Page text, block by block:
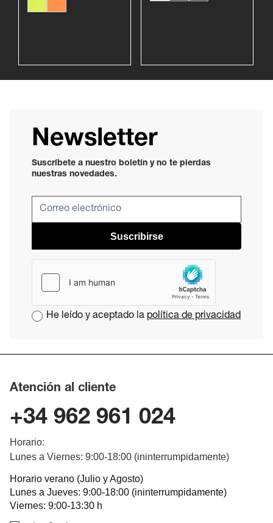
Newsletter
Suscríbete a nuestro boletín y no te pierdas
nuestras novedades.
Suscribirse
He leído y aceptado la política de privacidad
Atención al cliente
+34 962 961 024
Horario:
Lunes a Viernes: 9:00-18:00 (ininterrumpidamente)
Horario verano (Julio y Agosto)
Lunes a Jueves: 9:00-18:00 (ininterrumpidamente)
Viernes: 9:00-13:30 h